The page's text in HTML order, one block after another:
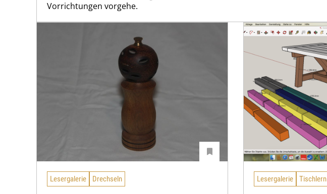
Vorrichtungen vorgehe.
Lesergalerie Drechseln Lesergalerie Tischlern